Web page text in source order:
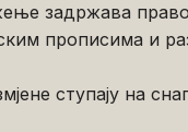
задржава
прописима и
ступају на